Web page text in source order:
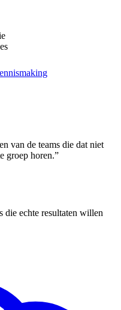
van de teams die dat niet
groep horen.”
echte resultaten willen